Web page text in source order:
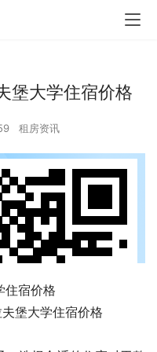
堡大学住宿价格
租房资讯
住宿价格